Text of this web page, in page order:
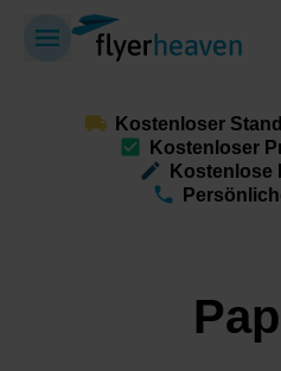
Kostenloser
Kostenloser
Kostenlose